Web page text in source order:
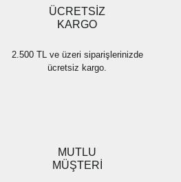
ÜCRETSİZ
KARGO
2.500 TL ve üzeri siparişlerinizde
ücretsiz kargo.
MUTLU
MÜŞTERİ